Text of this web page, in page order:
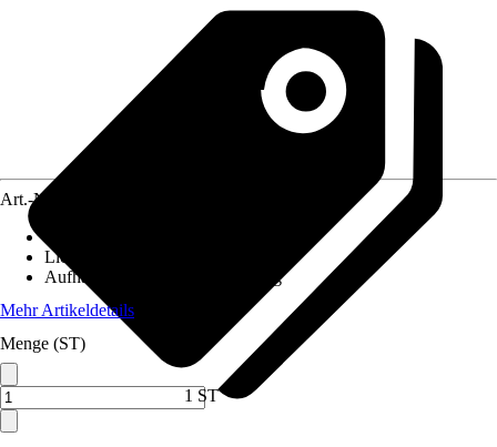
Art.-Nr.
Lichtdurchlässigkeit
Aufhängungsart
Klettbefestigung
Mehr Artikeldetails
Menge (ST)
1 ST